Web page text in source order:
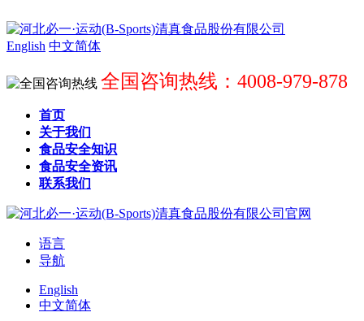
English 中文简体
全国咨询热线：4008-979-878
首页
关于我们
食品安全知识
食品安全资讯
联系我们
语言
导航
English
中文简体